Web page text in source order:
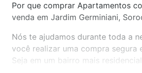
Por que comprar Apartamentos
venda em Jardim Germiniani,
Nós te ajudamos durante toda a
você realizar uma compra segura
Seja em um bairro mais